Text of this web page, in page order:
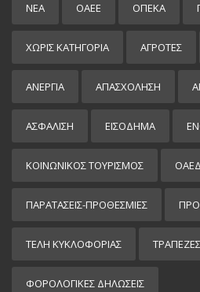
ΝΕΑ ΟΑΕΕ ΟΠΕΚΑ
ΧΩΡΊΣ ΚΑΤΗΓΟΡΊΑ ΑΓΡΟΤΕΣ
ΑΝΕΡΓΙΑ ΑΠΑΣΧΟΛΗΣΗ
ΑΣΦΑΛΙΣΗ ΕΙΣΌΔΗΜΑ
ΚΟΙΝΩΝΙΚΟΣ ΤΟΥΡΙΣΜΟΣ ΟΑΕΔ
ΠΑΡΑΤΑΣΕΙΣ-ΠΡΟΘΕΣΜΙΕΣ
ΤΕΛΗ ΚΥΚΛΟΦΟΡΙΑΣ ΤΡΑΠΕΖΕΣ
ΦΟΡΟΛΟΓΙΚΕΣ ΔΗΛΩΣΕΙΣ